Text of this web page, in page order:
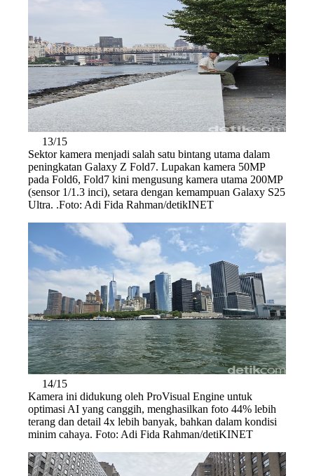
13/15
Sektor kamera menjadi salah satu bintang utama dalam
peningkatan Galaxy Z Fold7. Lupakan kamera 50MP
pada Fold6, Fold7 kini mengusung kamera utama 200MP
(sensor 1/1.3 inci), setara dengan kemampuan Galaxy S25
Ultra. .Foto: Adi Fida Rahman/detikINET
14/15
Kamera ini didukung oleh ProVisual Engine untuk
optimasi AI yang canggih, menghasilkan foto 44% lebih
terang dan detail 4x lebih banyak, bahkan dalam kondisi
minim cahaya. Foto: Adi Fida Rahman/detiKINET